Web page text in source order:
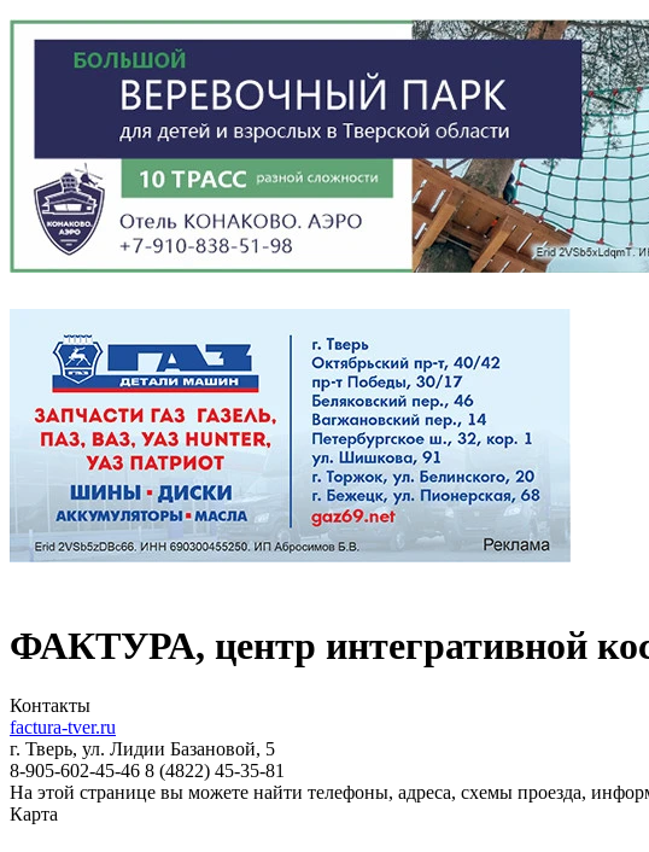
ФАКТУРА, центр интегративной
Контакты
factura-tver.ru
г. Тверь, ул. Лидии Базановой, 5
8-905-602-45-46 8 (4822) 45-35-81
На этой странице вы можете найти телефоны, адреса, схемы проезда,
Карта